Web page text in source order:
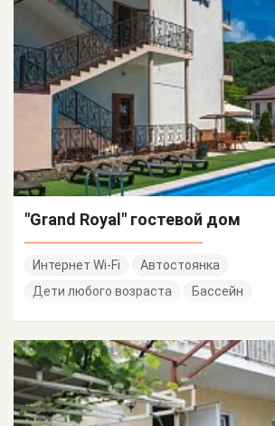
"Grand Royal" гостевой дом
Интернет Wi-Fi
Автостоянка
Дети любого возраста
Бассейн